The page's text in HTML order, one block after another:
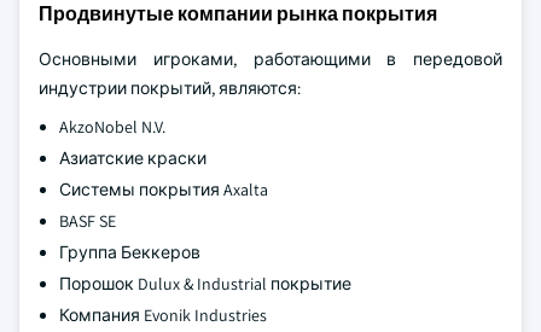
Продвинутые компании рынка покрытия
Основными игроками, работающими в передовой
индустрии покрытий, являются:
AkzoNobel N.V.
Азиатские краски
Системы покрытия Axalta
BASF SE
Группа Беккеров
Порошок Dulux & Industrial покрытие
Компания Evonik Industries